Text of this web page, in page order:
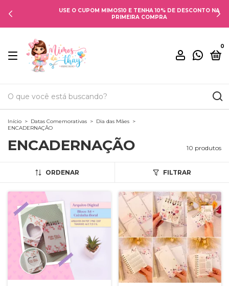
USE O CUPOM MIMOS10 E TENHA 10% DE DESCONTO NA
PRIMEIRA COMPRA
0
Início > Datas Comemorativas > Dia das Mães >
ENCADERNAÇÃO
ENCADERNAÇÃO 10 produtos
ORDENAR FILTRAR